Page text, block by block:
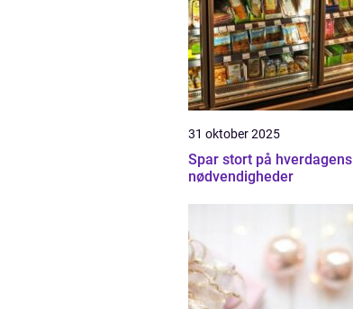
31 oktober 2025
Spar stort på hverdagens
nødvendigheder